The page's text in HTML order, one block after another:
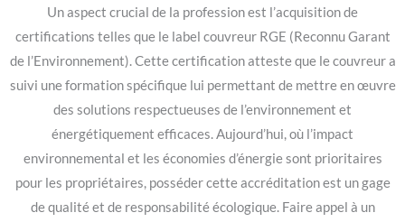
Un aspect crucial de la profession est l’acquisition de
certifications telles que le label couvreur RGE (Reconnu Garant
de l’Environnement). Cette certification atteste que le couvreur a
suivi une formation spécifique lui permettant de mettre en œuvre
des solutions respectueuses de l’environnement et
énergétiquement efficaces. Aujourd’hui, où l’impact
environnemental et les économies d’énergie sont prioritaires
pour les propriétaires, posséder cette accréditation est un gage
de qualité et de responsabilité écologique. Faire appel à un